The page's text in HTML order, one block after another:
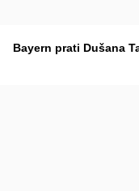
Bayern prati Dušana